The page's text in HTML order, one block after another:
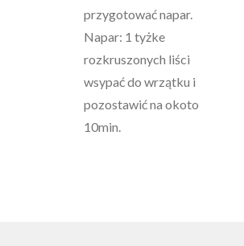
przygotować napar.
Napar: 1 tyżke
rozkruszonych liści
wsypać do wrzątku i
pozostawić na okoto
10min.